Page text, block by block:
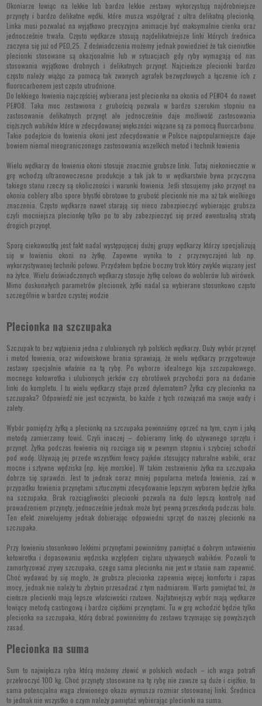
Okoniarze łowiąc na lekkie lub bardzo lekkie zestawy wykorzystują najdrobniejsze
przynęty i bardzo delikatne wędki, które musza współgrać z ultra delikatną plecionką.
Linka musi pozwalać na wyjątkowo precyzyjna animacje być maksymalnie cienka oraz
jednocześnie trwała. Często wędkarze stosują najdelikatniejsze linki których średnica
zaczyna się już od PE0,25. Z doświadczenia możemy jednak powiedzieć że tak cieniutkie
plecionki stosowane są okazjonalnie lub w sytuacjach gdy ryby wymagają od nas
stosowania wyjątkowo drobnych i delikatnych przynęt. Najcieńsze plecionki bardzo
często należy wiążąc za pomocą tak zwanych agrafek bezwęzłowych a łączenie ich z
fluorocarbonem jest często utrudnione.
Do lekkiego łowienia najczęściej wybierana jest plecionka na okonia od PE#04 do nawet
PE#08. Taka moc zestawiona z grubością pozwala w bardzo szerokim stopniu na
zastosowanie delikatnych przynęt ale jednocześnie daje możliwość zastosowania
cięższych wabików które w zdecydowanej większości wiązane są za pomocą fluorcarbonu.
Takie podejście do łowienia okoni jest zdecydowanie w Polsce najpopularniejsze daje
bowiem niemal nieograniczonego zastosowania wszelkich metod i technik łowienia
Wielu wędkarzy do łowienia okoni stosuje znacznie grubsze linki. Tutaj niekoniecznie w
grę wchodzą ultranowoczesne produkcje a tak jak to w wędkarstwie bywa przyczyna
takiego stanu rzeczy są okoliczności i warunki łowienia. Jeśli stosujemy jako przynęt na
okonia coblery albo spore błystki obrotowe to grubość plecionki nie ma aż tak wielkiego
znaczenia. Często wędkarze nawet starają się nieco zabezpieczyć wybierając grubsza
czyli mocniejsza plecionkę tylko po to aby zabezpieczyć się przed ewentualną stratą
drogich przynęt.
Sporą ciekawostką jest fakt nadal występującej dużej grupy wędkarzy którzy specjalizują
się w łowieniu okoni na żyłkę. Zapewne wynika to z przyzwyczajeń lub np.
wykorzystywanej techniki połowu. Przydałem będzie boczny trok który zwykle wiązany jest
na żyłce. Wielu doświadczonych wędkarzy stosuje żyłkę celowo do woblerów lub wirówek.
Mimo doskonałych parametrów plecionek, żyłki nadal sa wybierane stosunkowo często
szczególnie w bardzo czystej wodzie
Plecionka na szczupaka
Szczupak to bez wątpienia jedna z ulubionych ryb polskich wędkarzy. Duży wybór przynęt
i metod łowienia, oraz widowiskowe brania sprawiają, że wielu wędkarzy przygotowuje
zestawy specjalnie właśnie na tą rybę. Po wyborze idealnego kija szczupakowego,
mocnego kołowrotka i ulubionych jerków czy obrotówek przychodzi pora na dodanie
linki do kompletu. I tu wielu wędkarzy staje przed dylematem? Żyłka czy plecionka na
szczupaka? Odpowiedź nie jest oczywista, bo każde z tych rozwiązań ma swoje wady i
zalety.
Wybór pomiędzy żyłką a plecionką na szczupaka powinniśmy oprzeć na tym, czym i jaką
metodą zamierzamy łowić. Czyli inaczej – dobieramy linkę do używanego sprzętu i
przynęt. Żyłka podczas łowienia nią rozciąga się w pewnym stopniu i szybciej schodzi
pod wodę. Używają jej przede wszystkim łowcy pajków stosujący naturalne wabiki, oraz
mocne i sztywne wędziska (np. kije morskie). W takim zestawieniu żyłka na szczupaka
dobrze się sprawdzi. Jest to jednak coraz mniej popularna metoda łowienia, zaś w
przypadku łowienia przynętami sztucznymi zdecydowanie lepszym wyborem będzie żyłka
na szczupaka. Brak rozciągliwości plecionki pozwala na dużo lepszą kontrolę nad
prowadzeniem przynęty, jednocześnie jednak może być pewną przeszkodą podczas holu.
Ten efekt zniwelujemy jednak dobierając odpowiedni sprzęt do naszej plecionki na
szczupaka.
Przy łowieniu stosunkowo lekkimi przynętami powinniśmy pamiętać o dobrym ustawieniu
kołowrotka i dopasowaniu wędziska względem ciężaru używanych wabików. Pozwoli to
zamortyzować zrywy szczupaka, czego sama plecionka nie jest w stanie nam zapewnić.
Choć wydawać by się mogło, że grubsza plecionka zapewnia więcej komfortu i zapas
mocy, jednak nie należy tu zbytnio przesadzać z tym nadmiarem. Warto pamiętać też, że
cieńsze plecionki mają lepsze właściwości rzutowe. Najłatwiejszy wybór mają wędkarze
łowiący metodą castingową i bardzo ciężkimi przynętami. Tu w grę wchodzić będzie tylko
plecionka na szczupaka, którą dobrać powinniśmy do zestawu trzymając się powyższych
zasad.
Plecionka na suma
Sum to największa ryba którą możemy złowić w polskich wodach – ich waga potrafi
przekroczyć 100 kg. Choć przynęty stosowane na tę rybę nie zawsze są duże i ciężkie, to
sama potencjalna waga złowionego okazu wymusza rozmiar stosowanej linki. Średnica
to jednak nie wszystko o czym należy pamiętać wybierając plecionki na suma.